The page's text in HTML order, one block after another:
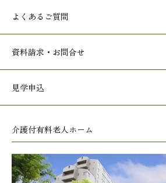
よくあるご質問
資料請求・お問合せ
見学申込
介護付有料老人ホーム